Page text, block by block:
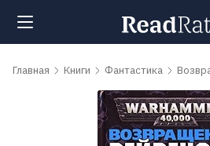
Поиск
Главная Книги Фантастика